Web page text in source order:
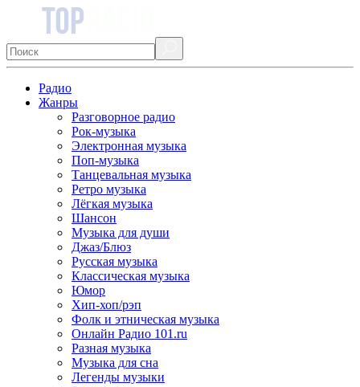
Радио
Жанры
Разговорное радио
Рок-музыка
Электронная музыка
Поп-музыка
Танцевальная музыка
Ретро музыка
Лёгкая музыка
Шансон
Музыка для души
Джаз/Блюз
Русская музыка
Классическая музыка
Юмор
Хип-хоп/рэп
Фолк и этническая музыка
Онлайн Радио 101.ru
Разная музыка
Музыка для сна
Легенды музыки